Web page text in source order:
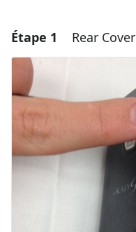
Étape 1 Rear Cover